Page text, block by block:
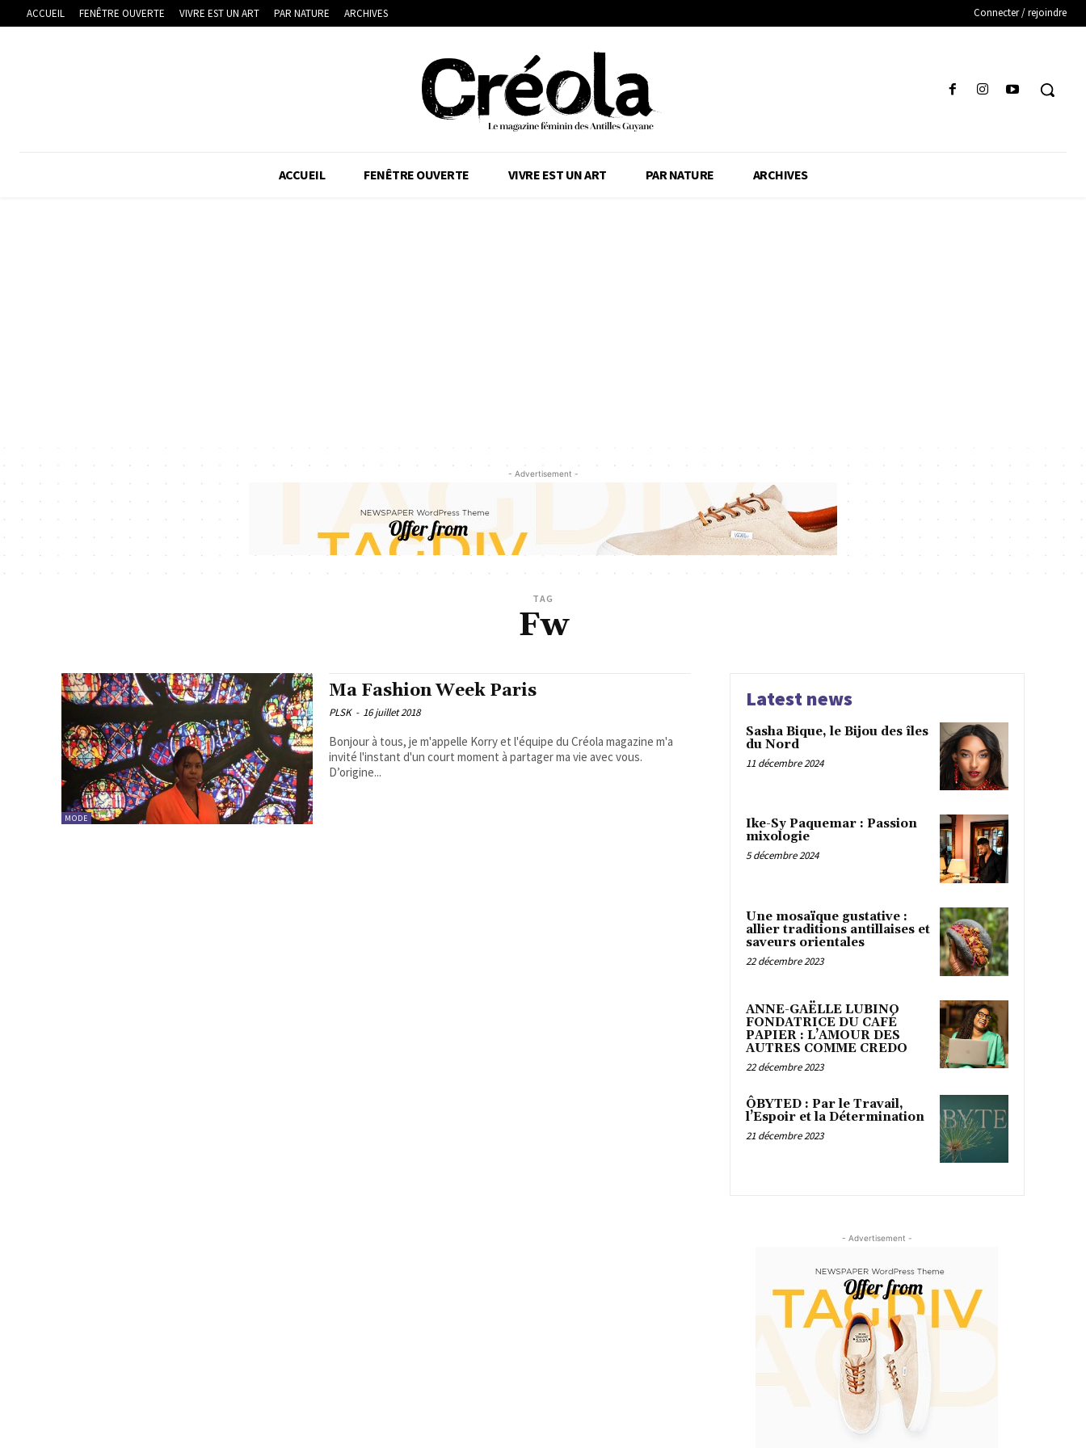
ACCUEIL FENÊTRE OUVERTE VIVRE EST UN ART PAR NATURE ARCHIVES Connecter / rejoindre
ACCUEIL FENÊTRE OUVERTE VIVRE EST UN ART PAR NATURE ARCHIVES
- Advertisement -
TAG
Fw
MODE
Ma Fashion Week Paris
PLSK - 16 juillet 2018
Bonjour à tous, je m'appelle Korry et l'équipe du Créola magazine m'a
invité l'instant d'un court moment à partager ma vie avec vous.
D’origine...
Latest news
Sasha Bique, le Bijou des îles
du Nord
11 décembre 2024
Ike-Sy Paquemar : Passion
mixologie
5 décembre 2024
Une mosaïque gustative :
allier traditions antillaises et
saveurs orientales
22 décembre 2023
ANNE-GAËLLE LUBINO
FONDATRICE DU CAFÉ
PAPIER : L’AMOUR DES
AUTRES COMME CREDO
22 décembre 2023
ÔBYTED : Par le Travail,
l’Espoir et la Détermination
21 décembre 2023
- Advertisement -